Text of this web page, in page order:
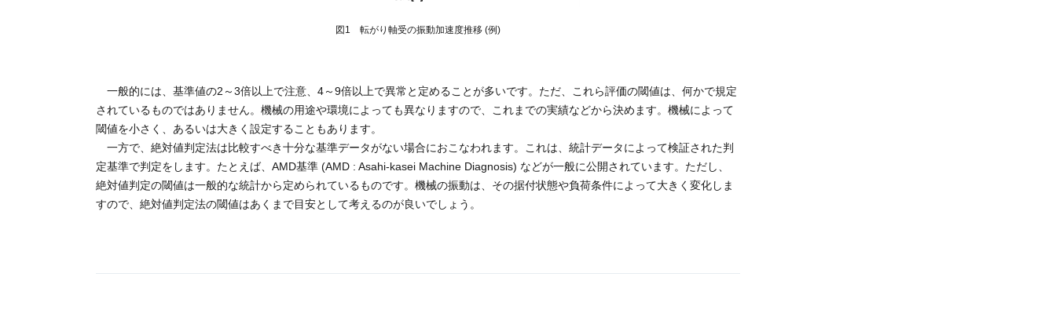
図1 転がり軸受の振動加速度推移 (例)
一般的には、基準値の2～3倍以上で注意、4～9倍以上で異常と定めることが多いです。ただ、これら評価の閾値は、何かで規定
されているものではありません。機械の用途や環境によっても異なりますので、これまでの実績などから決めます。機械によって
閾値を小さく、あるいは大きく設定することもあります。
一方で、絶対値判定法は比較すべき十分な基準データがない場合におこなわれます。これは、統計データによって検証された判
定基準で判定をします。たとえば、AMD基準 (AMD : Asahi-kasei Machine Diagnosis) などが一般に公開されています。ただし、
絶対値判定の閾値は一般的な統計から定められているものです。機械の振動は、その据付状態や負荷条件によって大きく変化しま
すので、絶対値判定法の閾値はあくまで目安として考えるのが良いでしょう。